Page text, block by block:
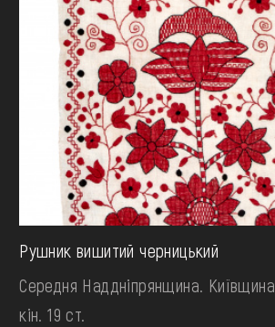
Рушник вишитий черницький
Середня Наддніпрянщина. Київщина
кін. 19 ст.